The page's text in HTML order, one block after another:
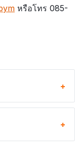
หรือโทร 085-